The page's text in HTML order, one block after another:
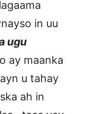
in uu
ugu
ay maanka
u tahay
ah in